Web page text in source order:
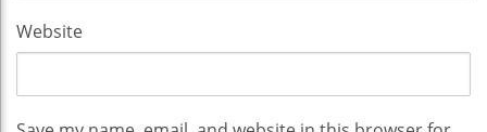
Website